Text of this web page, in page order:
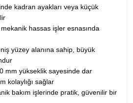
kadran ayakları veya küçük
hassas işler esnasında
yüzey alanına sahip, büyük
mm yükseklik sayesinde dar
kolaylığı sağlar
bakım işlerinde pratik, güvenilir bir